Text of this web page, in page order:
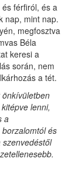
férfiról, és a
nap, mint nap.
megfosztva
Béla
keresi a
során, nem
a tét.
önkívületben
lenni,
a
és